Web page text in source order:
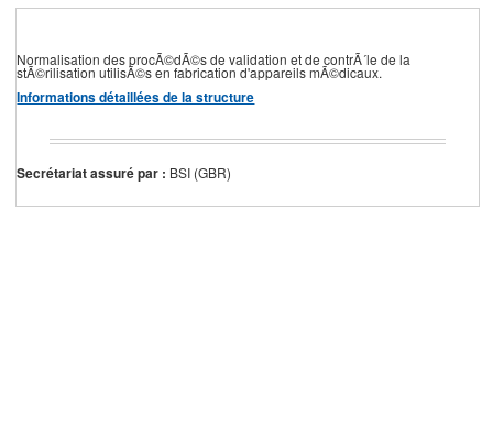
Normalisation des procÃ©dÃ©s de validation et de contrÃ´le de la
stÃ©rilisation utilisÃ©s en fabrication d'appareils mÃ©dicaux.
Informations détaillées de la structure
Secrétariat assuré par : BSI (GBR)